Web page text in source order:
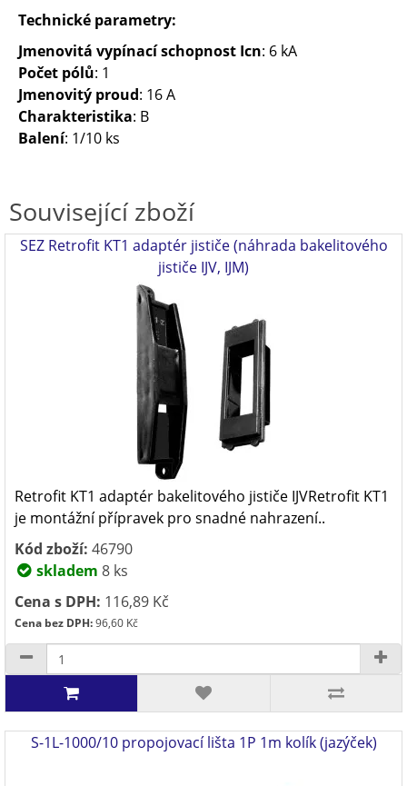
Technické parametry:
Jmenovitá vypínací schopnost Icn: 6 kA
Počet pólů: 1
Jmenovitý proud: 16 A
Charakteristika: B
Balení: 1/10 ks
Související zboží
SEZ Retrofit KT1 adaptér jističe (náhrada bakelitového
jističe IJV, IJM)
Retrofit KT1 adaptér bakelitového jističe IJVRetrofit KT1
je montážní přípravek pro snadné nahrazení..
Kód zboží: 46790
skladem 8 ks
Cena s DPH: 116,89 Kč
Cena bez DPH:96,60 Kč
S-1L-1000/10 propojovací lišta 1P 1m kolík (jazýček)